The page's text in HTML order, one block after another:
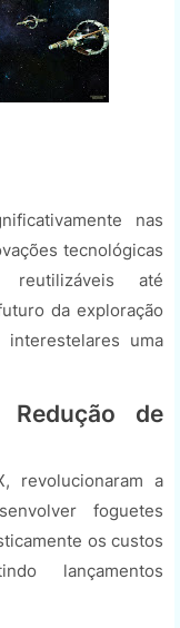
nas
tecnológicas
reutilizáveis até
da exploração
uma
Redução de
revolucionaram a
foguetes
os custos
lançamentos